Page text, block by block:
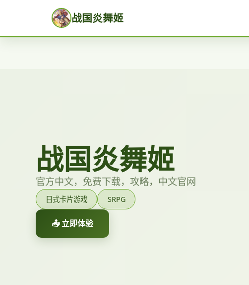
战国炎舞姬
战国炎舞姬
官方中文，免费下载，攻略，中文官网
日式卡片游戏 SRPG
📤 立即体验